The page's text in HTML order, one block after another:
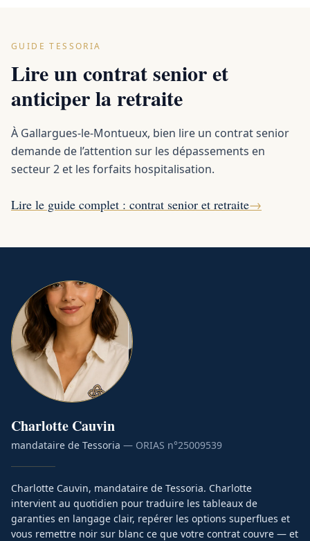
GUIDE TESSORIA
Lire un contrat senior et
anticiper la retraite
À Gallargues-le-Montueux, bien lire un contrat senior
demande de l’attention sur les dépassements en
secteur 2 et les forfaits hospitalisation.
Lire le guide complet : contrat senior et retraite→
Charlotte Cauvin
mandataire de Tessoria — ORIAS n°25009539
Charlotte Cauvin, mandataire de Tessoria. Charlotte
intervient au quotidien pour traduire les tableaux de
garanties en langage clair, repérer les options superflues et
vous remettre noir sur blanc ce que votre contrat couvre — et